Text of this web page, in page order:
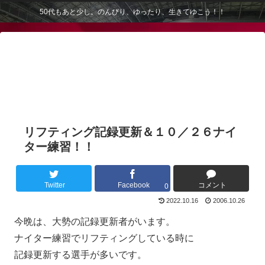
50代もあと少し。のんびり、ゆったり、生きてゆこう！！
リフティング記録更新＆１０／２６ナイ
ター練習！！
Twitter Facebook 0 コメント
2022.10.16 2006.10.26
今晩は、大勢の記録更新者がいます。
ナイター練習でリフティングしている時に
記録更新する選手が多いです。